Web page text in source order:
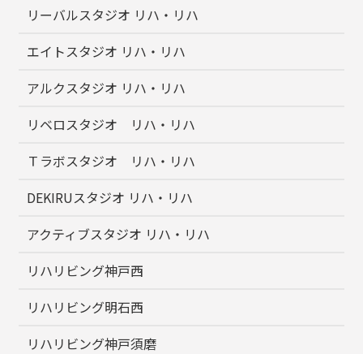
リーバルスタジオ リハ・リハ
エイトスタジオ リハ・リハ
アルクスタジオ リハ・リハ
リベロスタジオ リハ・リハ
Ｔラボスタジオ リハ・リハ
DEKIRUスタジオ リハ・リハ
アクティブスタジオ リハ・リハ
リハリビング神戸西
リハリビング明石西
リハリビング神戸須磨